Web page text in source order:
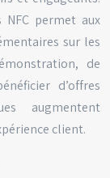
NFC permet aux
sur les
de
d’offres
augmentent
client.